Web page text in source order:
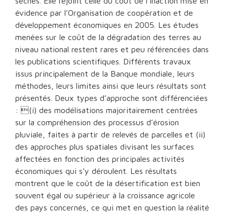
évidence par l’Organisation de coopération et de
développement économiques en 2005. Les études
menées sur le coût de la dégradation des terres au
niveau national restent rares et peu référencées dans
les publications scientifiques. Différents travaux
issus principalement de la Banque mondiale, leurs
méthodes, leurs limites ainsi que leurs résultats sont
présentés. Deux types d’approche sont différenciées
: (i) des modélisations majoritairement centrées
sur la compréhension des processus d’érosion
pluviale, faites à partir de relevés de parcelles et (ii)
des approches plus spatiales divisant les surfaces
affectées en fonction des principales activités
économiques qui s’y déroulent. Les résultats
montrent que le coût de la désertification est bien
souvent égal ou supérieur à la croissance agricole
des pays concernés, ce qui met en question la réalité